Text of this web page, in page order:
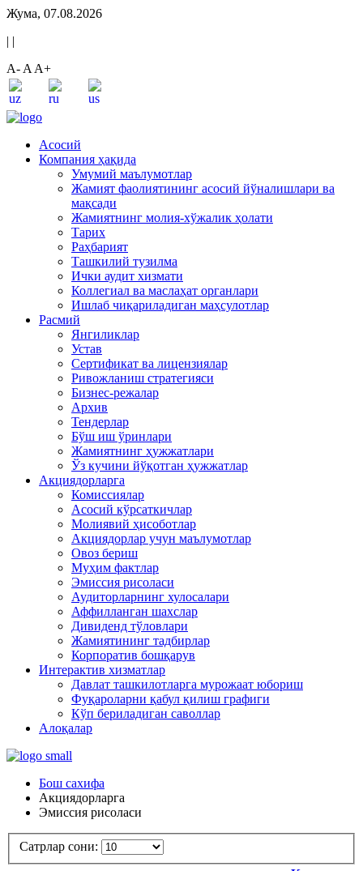
Жума, 07.08.2026
| |
A- A A+
Асосий
Компания ҳақида
Умумий маълумотлар
Жамият фаолиятининг асосий йўналишлари ва
мақсади
Жамиятнинг молия-хўжалик ҳолати
Тарих
Раҳбарият
Ташкилий тузилма
Ички аудит хизмати
Коллегиал ва маслаҳат органлари
Ишлаб чиқариладиган маҳсулотлар
Расмий
Янгиликлар
Устав
Сертификат ва лицензиялар
Ривожланиш стратегияси
Бизнес-режалар
Архив
Тендерлар
Бўш иш ўринлари
Жамиятнинг ҳужжатлари
Ўз кучини йўқотган ҳужжатлар
Акциядорларга
Комиссиялар
Асосий кўрсаткичлар
Молиявий ҳисоботлар
Акциядорлар учун маълумотлар
Овоз бериш
Муҳим фактлар
Эмиссия рисоласи
Аудиторларнинг хулосалари
Аффилланган шахслар
Дивиденд тўловлари
Жамиятининг тадбирлар
Корпоратив бошқарув
Интерактив хизматлар
Давлат ташкилотларга мурожаат юбориш
Фуқароларни қабул қилиш графиги
Кўп бериладиган саволлар
Алоқалар
Бош сахифа
Акциядорларга
Эмиссия рисоласи
Сатрлар сони: